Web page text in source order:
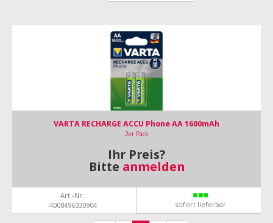
VARTA RECHARGE ACCU Phone AA 1600mAh
2er Pack
Ihr Preis?
Bitte anmelden
Art.-Nr.:
4008496330904
sofort lieferbar